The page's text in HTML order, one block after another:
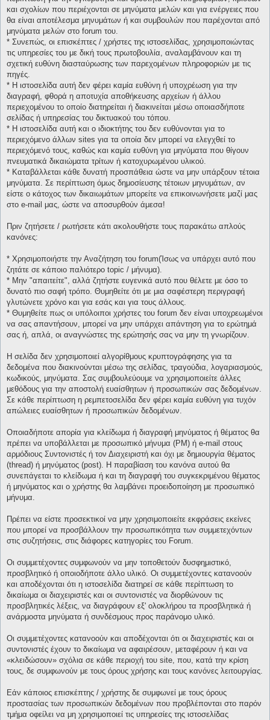
και σχολίων που περιέχονται σε μηνύματα μελών και για ενέργειες που
θα είναι αποτέλεσμα μηνυμάτων ή και συμβουλών που παρέχονται από
μηνύματα μελών στο forum του.
* Συνεπώς, οι επισκέπτες / χρήστες της ιστοσελίδας, χρησιμοποιώντας
τις υπηρεσίες του με δική τους πρωτοβουλία, αναλαμβάνουν και τη
σχετική ευθύνη διασταύρωσης των παρεχομένων πληροφοριών με τις
πηγές.
* H ιστοσελίδα αυτή δεν φέρει καμία ευθύνη ή υποχρέωση για την
διαγραφή, φθορά η αποτυχία αποθήκευσης αρχείων ή άλλου
περιεχομένου το οποίο διατηρείται ή διακινείται μέσω οποιασδήποτε
σελίδας ή υπηρεσίας του δικτυακού του τόπου.
* H ιστοσελίδα αυτή και ο ιδιοκτήτης του δεν ευθύνονται για το
περιεχόμενο άλλων sites για τα οποία δεν μπορεί να ελεγχθεί το
περιεχόμενό τους, καθώς και καμία ευθύνη για μηνύματα που θίγουν
πνευματικά δικαιώματα τρίτων ή κατοχυρωμένου υλικού.
* Καταβάλλεται κάθε δυνατή προσπάθεια ώστε να μην υπάρξουν τέτοια
μηνύματα. Σε περίπτωση όμως δημοσίευσης τέτοιων μηνυμάτων, αν
είστε ο κάτοχος των δικαιωμάτων μπορείτε να επικοινωνήσετε μαζί μας
στο e-mail μας, ώστε να αποσυρθούν άμεσα!
Πριν ζητήσετε / ρωτήσετε κάτι ακολουθήστε τους παρακάτω απλούς
κανόνες:
* Χρησιμοποιήστε την Αναζήτηση του forum(Ίσως να υπάρχει αυτό που
ζητάτε σε κάποιο παλιότερο topic / μήνυμα).
* Μην "απαιτείτε", αλλά ζητήστε ευγενικά αυτό που θέλετε με όσο το
δυνατό πιο σαφή τρόπο. Θυμηθείτε ότι με μια σαφέστερη περιγραφή
γλυτώνετε χρόνο και για εσάς και για τους άλλους.
* Θυμηθείτε πως οι υπόλοιποι χρήστες του forum δεν είναι υποχρεωμένοι
να σας απαντήσουν, μπορεί να μην υπάρχει απάντηση για το ερώτημά
σας ή, απλά, οι αναγνώστες της ερώτησής σας να μην τη γνωρίζουν.
Η σελίδα δεν χρησιμοποιεί αλγορίθμους κρυπτογράφησης για τα
δεδομένα που διακινούνται μέσω της σελίδας, τραγούδια, λογαριασμούς,
κωδικούς, μηνύματα. Σας συμβουλεύουμε να χρησιμοποιείτε άλλες
μεθόδους για την αποστολή ευαίσθητων ή προσωπικών σας δεδομένων.
Σε κάθε περίπτωση η ρεμπετοσελίδα δεν φέρει καμία ευθύνη για τυχόν
απώλειες ευαίσθητων ή προσωπικών δεδομένων.
Οποιαδήποτε απορία για κλείδωμα ή διαγραφή μηνύματος ή θέματος θα
πρέπει να υποβάλλεται με προσωπικό μήνυμα (PM) ή e-mail στους
αρμόδιους Συντονιστές ή τον Διαχειριστή και όχι με δημιουργία θέματος
(thread) ή μηνύματος (post). Η παραβίαση του κανόνα αυτού θα
συνεπάγεται το κλείδωμα ή και τη διαγραφή του συγκεκριμένου θέματος
ή μηνύματος και ο χρήστης θα λαμβάνει προειδοποίηση με προσωπικό
μήνυμα.
Πρέπει να είστε προσεκτικοί να μην χρησιμοποιείτε εκφράσεις εκείνες
που μπορεί να προσβάλλουν την προσωπικότητα των συμμετεχόντων
στις συζητήσεις, στις διάφορες κατηγορίες του Forum.
Οι συμμετέχοντες συμφωνούν να μην τοποθετούν δυσφημιστικό,
προσβλητικό ή οποιοδήποτε άλλο υλικό. Οι συμμετέχοντες κατανοούν
και αποδέχονται ότι η ιστοσελίδα διατηρεί σε κάθε περίπτωση το
δικαίωμα οι διαχειριστές και οι συντονιστές να διορθώνουν τις
προσβλητικές λέξεις, να διαγράφουν εξ' ολοκλήρου τα προσβλητικά ή
ανάρμοστα μηνύματα ή συνδέσμους προς παράνομο υλικό.
Οι συμμετέχοντες κατανοούν και αποδέχονται ότι οι διαχειριστές και οι
συντονιστές έχουν το δικαίωμα να αφαιρέσουν, μεταφέρουν ή και να
«κλειδώσουν» σχόλια σε κάθε περιοχή του site, που, κατά την κρίση
τους, δε συμφωνούν με τους όρους χρήσης και τους κανόνες λειτουργίας.
Εάν κάποιος επισκέπτης / χρήστης δε συμφωνεί με τους όρους
προστασίας των προσωπικών δεδομένων που προβλέπονται στο παρόν
τμήμα οφείλει να μη χρησιμοποιεί τις υπηρεσίες της ιστοσελίδας